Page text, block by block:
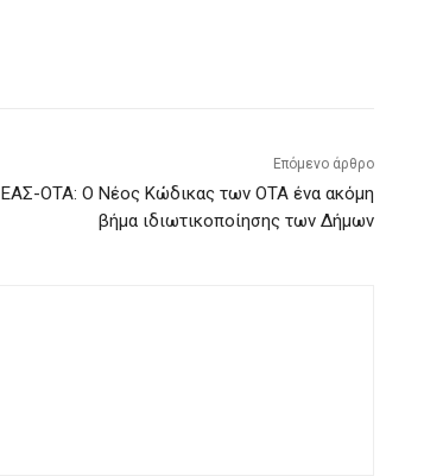
Επόμενο άρθρο
ΕΑΣ-ΟΤΑ: Ο Νέος Κώδικας των ΟΤΑ ένα ακόμη
βήμα ιδιωτικοποίησης των Δήμων